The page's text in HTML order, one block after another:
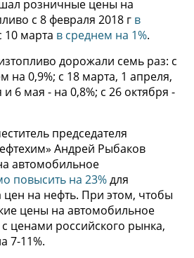
розничные цены на
с 8 февраля 2018 г в
10 марта в среднем на 1%.
дорожали семь раз: с
на 0,9%; с 18 марта, 1 апреля,
6 мая - на 0,8%; с 26 октября -
председателя
Андрей Рыбаков
автомобильное
повысить на 23%для
цен на нефть. При этом, чтобы
цены на автомобильное
ценами российского рынка,
7-11%.